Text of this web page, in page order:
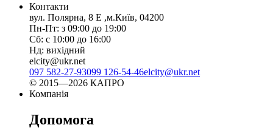
Контакти
вул. Полярна, 8 Е ,м.Київ, 04200
Пн-Пт: з 09:00 до 19:00
Сб: с 10:00 до 16:00
Нд: вихідний
elcity@ukr.net
097 582-27-93099 126-54-46elcity@ukr.net
© 2015—2026 КАПРО
Компанія
Допомога